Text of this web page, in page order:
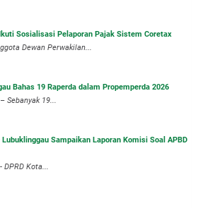
Sosialisasi Pelaporan Pajak Sistem Coretax
Dewan Perwakilan...
Bahas 19 Raperda dalam Propemperda 2026
Sebanyak 19...
Lubuklinggau Sampaikan Laporan Komisi Soal APBD
DPRD Kota...